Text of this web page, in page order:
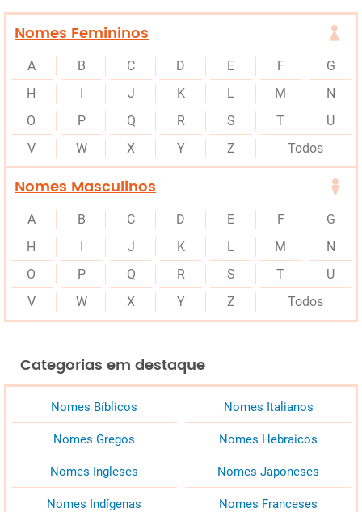
Nomes Femininos
A B C D E F
G
H
J K L M
N
O
P Q R S T
U
V
W X Y Z Todos
Nomes Masculinos
A B C D E F
G
H
J K L M
N
O
P Q R S T
U
V
W X Y Z Todos
Categorias em destaque
Nomes Bíblicos Nomes Italianos
Nomes Gregos Nomes Hebraicos
Nomes Ingleses Nomes Japoneses
Nomes Indígenas Nomes Franceses